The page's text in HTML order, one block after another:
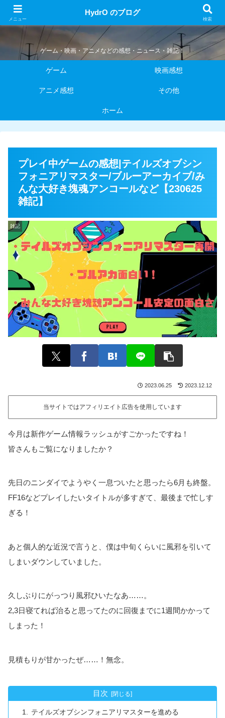
HydrO のブログ
ゲーム・映画・アニメなどの感想・ニュース・雑記！
ゲーム 映画感想
アニメ感想 その他
ホーム
プレイ中ゲームの感想|テイルズオブシン
フォニアリマスター/ブルーアーカイブ/み
んな大好き塊魂アンコールなど【230625
雑記】
雑記
2023.06.25 2023.12.12
当サイトではアフィリエイト広告を使用しています
今月は新作ゲーム情報ラッシュがすごかったですね！
皆さんもご覧になりましたか？
先日のニンダイでようやく一息ついたと思ったら6月も終盤。
FF16などプレイしたいタイトルが多すぎて、最後まで忙しす
ぎる！
あと個人的な近況で言うと、僕は中旬くらいに風邪を引いて
しまいダウンしていました。
久しぶりにがっつり風邪ひいたなあ……。
2,3日寝てれば治ると思ってたのに回復までに1週間かかって
しまった！
見積もりが甘かったぜ……！無念。
目次
テイルズオブシンフォニアリマスターを進める
メニュー
HydrO のブログ
検索